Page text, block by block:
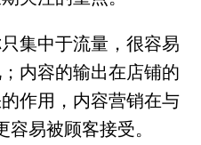
集中于流量，很容易
内容的输出在店铺的
作用，内容营销在与
易被顾客接受。